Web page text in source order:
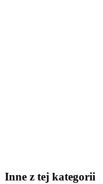
Inne z tej kategorii